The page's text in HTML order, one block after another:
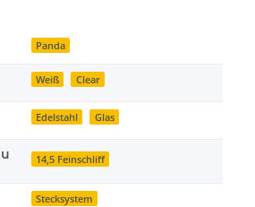
Panda
Weiß Clear
Edelstahl Glas
14,5 Feinschliff
Stecksystem